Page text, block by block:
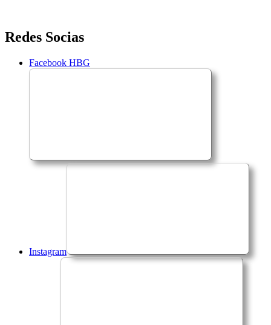
Saltar
para
conteúdo
Redes Socias
Facebook HBG
Instagram